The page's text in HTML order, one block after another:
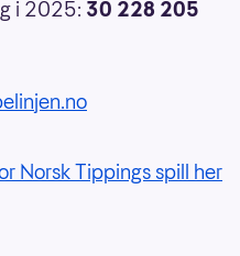
i 2025: 30 228 205
Norsk Tippings spill her